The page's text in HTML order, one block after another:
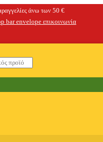
άνω των 50 €
επικοινωνία